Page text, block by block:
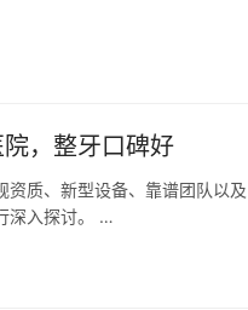
，整牙口碑好
质、新型设备、靠谱团队以
深入探讨。 …